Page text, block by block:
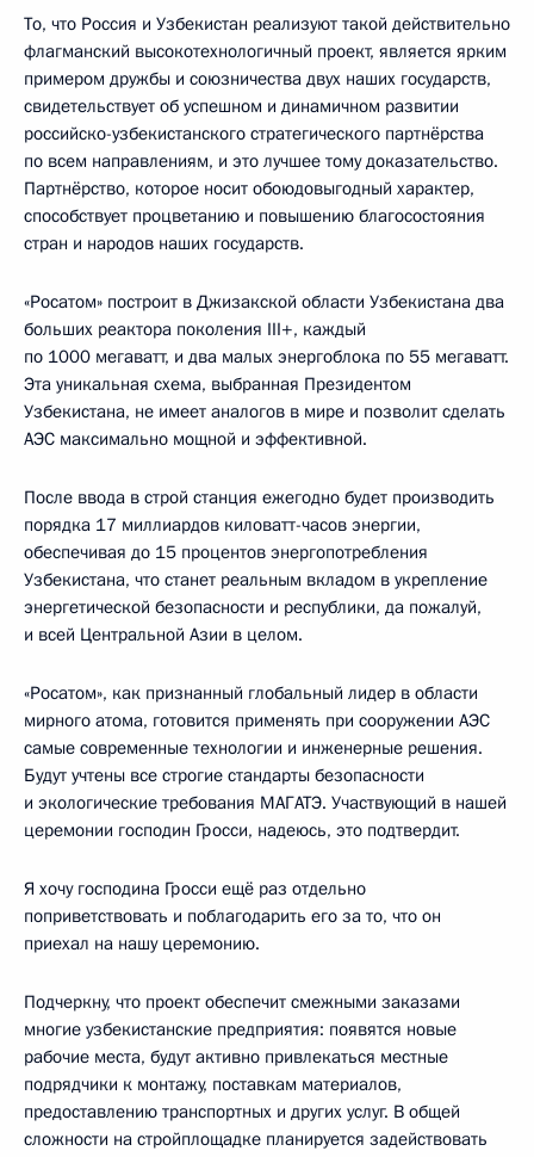
То, что Россия и Узбекистан реализуют такой действительно
флагманский высокотехнологичный проект, является ярким
примером дружбы и союзничества двух наших государств,
свидетельствует об успешном и динамичном развитии
российско-узбекистанского стратегического партнёрства
по всем направлениям, и это лучшее тому доказательство.
Партнёрство, которое носит обоюдовыгодный характер,
способствует процветанию и повышению благосостояния
стран и народов наших государств.
«Росатом» построит в Джизакской области Узбекистана два
больших реактора поколения III+, каждый
по 1000 мегаватт, и два малых энергоблока по 55 мегаватт.
Эта уникальная схема, выбранная Президентом
Узбекистана, не имеет аналогов в мире и позволит сделать
АЭС максимально мощной и эффективной.
После ввода в строй станция ежегодно будет производить
порядка 17 миллиардов киловатт-часов энергии,
обеспечивая до 15 процентов энергопотребления
Узбекистана, что станет реальным вкладом в укрепление
энергетической безопасности и республики, да пожалуй,
и всей Центральной Азии в целом.
«Росатом», как признанный глобальный лидер в области
мирного атома, готовится применять при сооружении АЭС
самые современные технологии и инженерные решения.
Будут учтены все строгие стандарты безопасности
и экологические требования МАГАТЭ. Участвующий в нашей
церемонии господин Гросси, надеюсь, это подтвердит.
Я хочу господина Гросси ещё раз отдельно
поприветствовать и поблагодарить его за то, что он
приехал на нашу церемонию.
Подчеркну, что проект обеспечит смежными заказами
многие узбекистанские предприятия: появятся новые
рабочие места, будут активно привлекаться местные
подрядчики к монтажу, поставкам материалов,
предоставлению транспортных и других услуг. В общей
сложности на стройплощадке планируется задействовать